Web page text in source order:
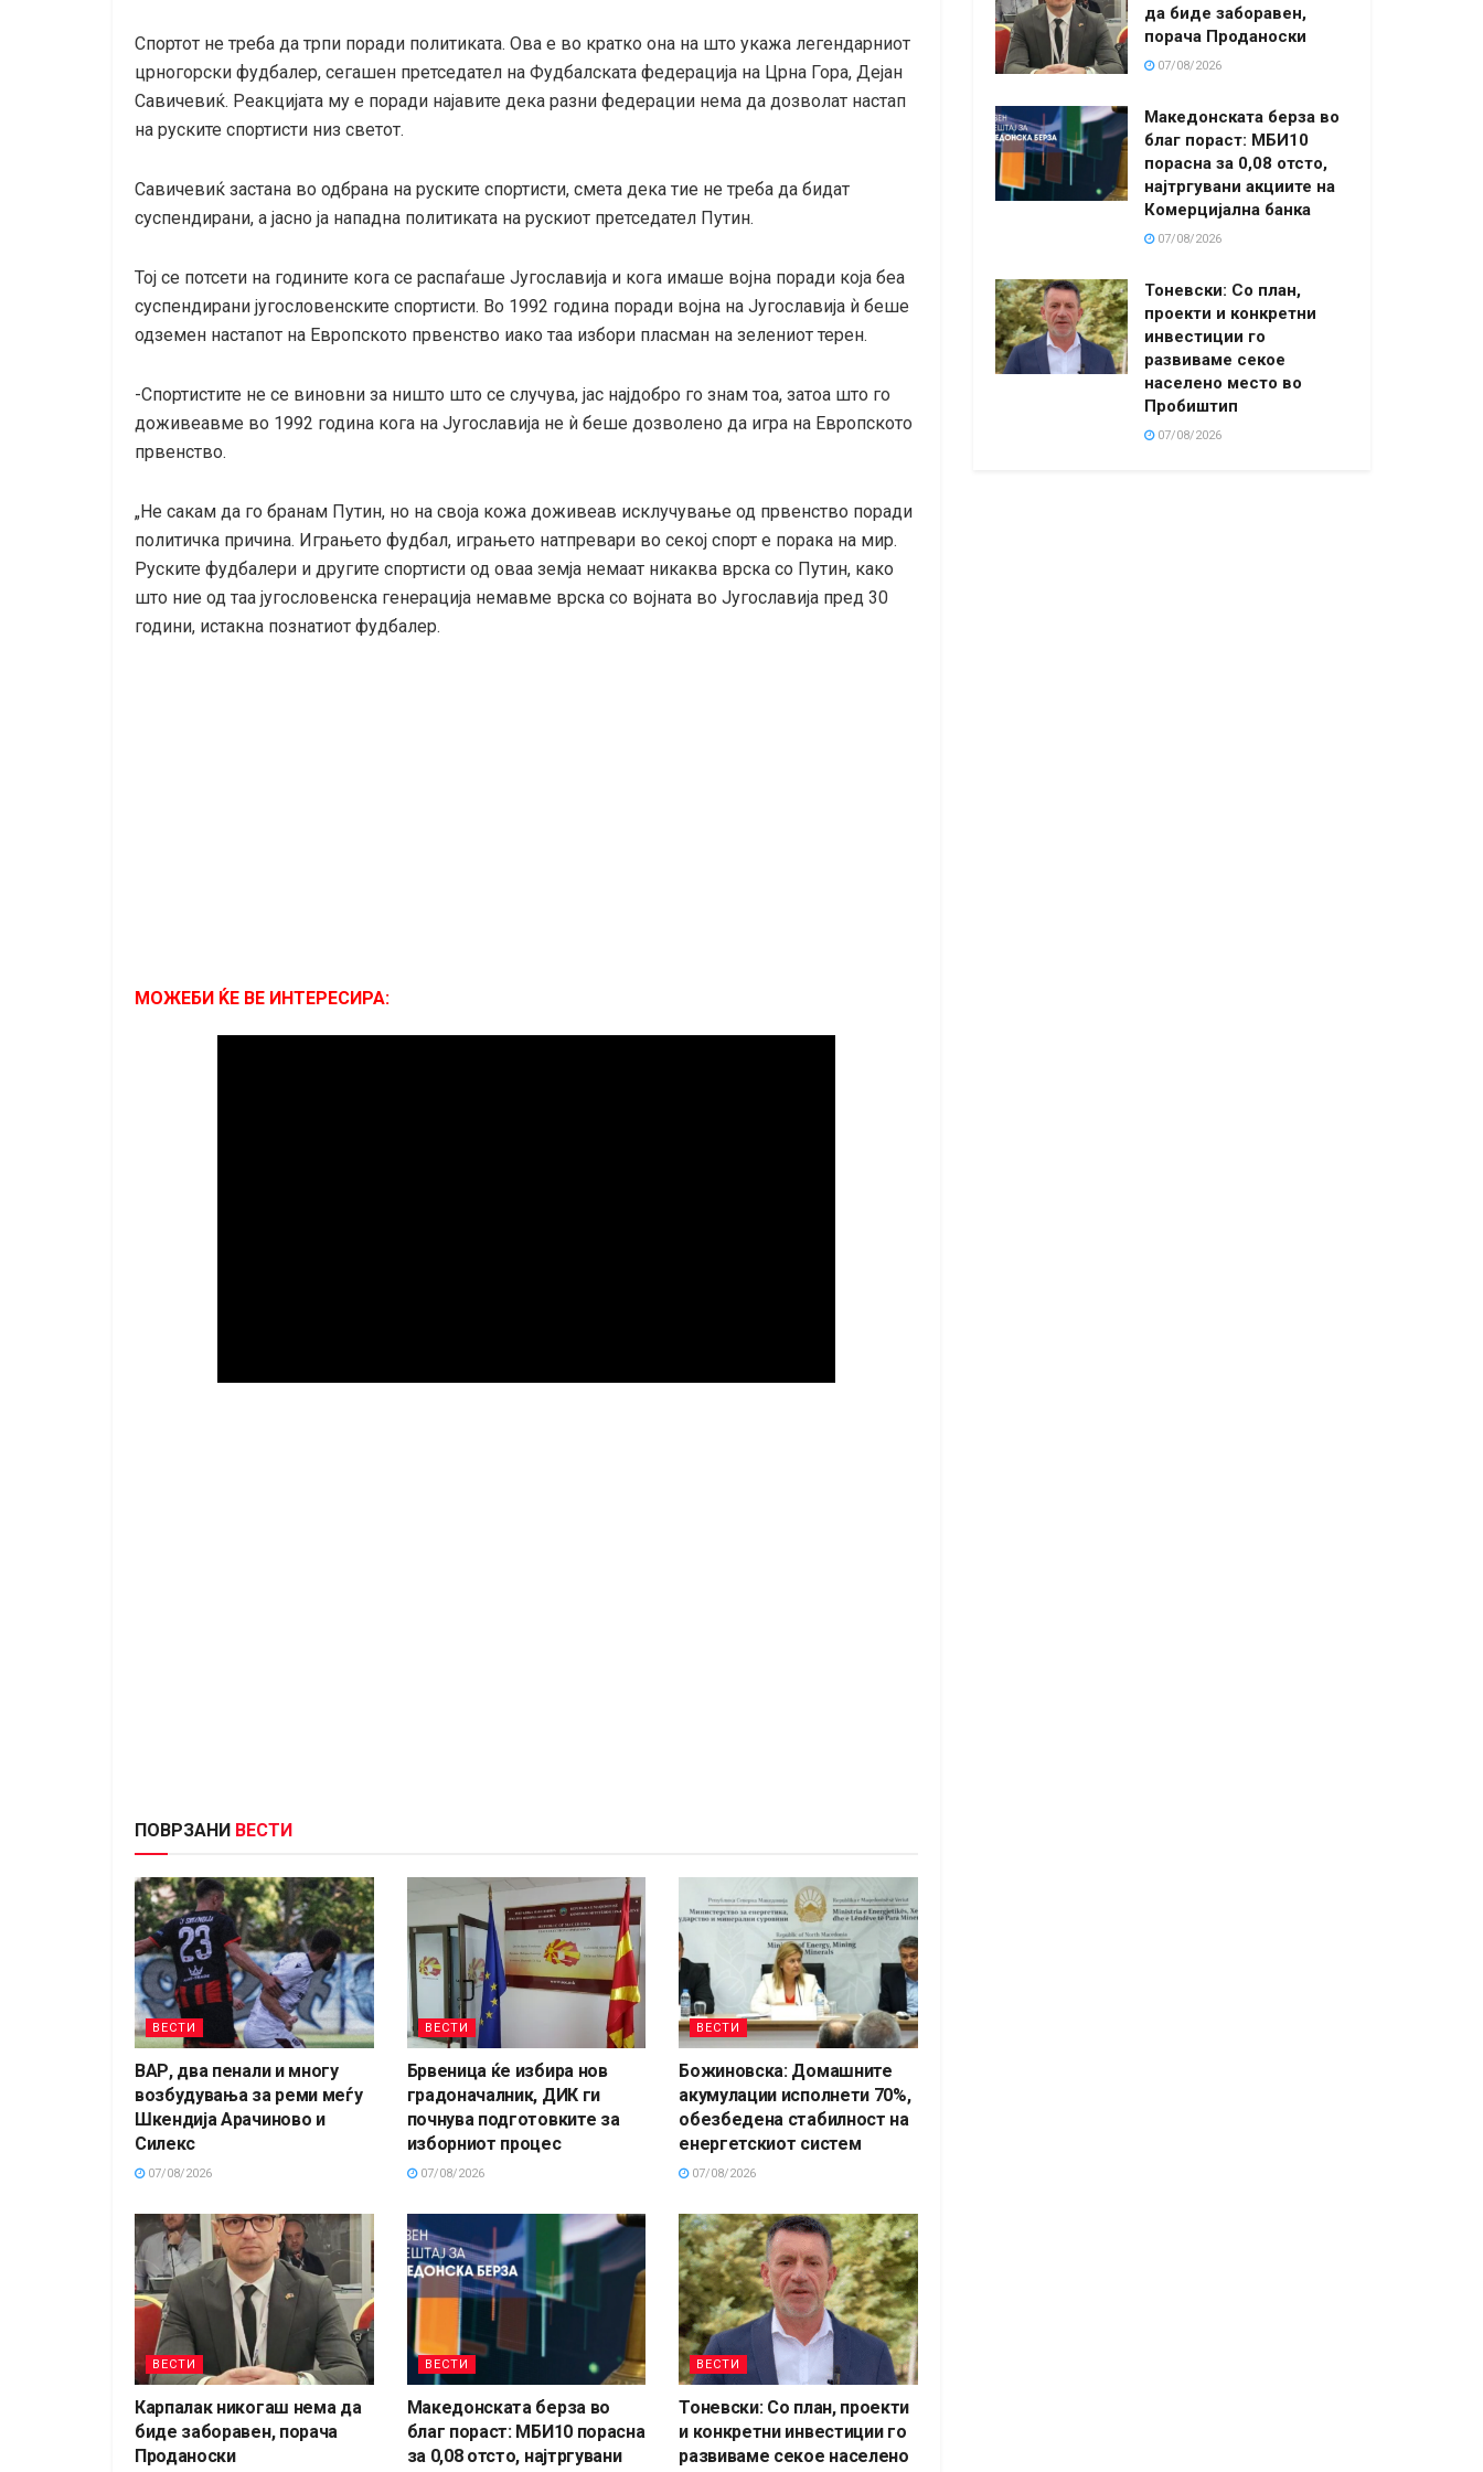
Спортот не треба да трпи поради политиката. Ова е во кратко она на што укажа легендарниот
црногорски фудбалер, сегашен претседател на Фудбалската федерација на Црна Гора, Дејан
Савичевиќ. Реакцијата му е поради најавите дека разни федерации нема да дозволат настап
на руските спортисти низ светот.
Савичевиќ застана во одбрана на руските спортисти, смета дека тие не треба да бидат
суспендирани, а јасно ја нападна политиката на рускиот претседател Путин.
Тој се потсети на годините кога се распаѓаше Југославија и кога имаше војна поради која беа
суспендирани југословенските спортисти. Во 1992 година поради војна на Југославија ѝ беше
одземен настапот на Европското првенство иако таа избори пласман на зелениот терен.
-Спортистите не се виновни за ништо што се случува, јас најдобро го знам тоа, затоа што го
доживеавме во 1992 година кога на Југославија не ѝ беше дозволено да игра на Европското
првенство.
„Не сакам да го бранам Путин, но на своја кожа доживеав исклучување од првенство поради
политичка причина. Играњето фудбал, играњето натпревари во секој спорт е порака на мир.
Руските фудбалери и другите спортисти од оваа земја немаат никаква врска со Путин, како
што ние од таа југословенска генерација немавме врска со војната во Југославија пред 30
години, истакна познатиот фудбалер.
МОЖЕБИ ЌЕ ВЕ ИНТЕРЕСИРА:
ПОВРЗАНИ ВЕСТИ
ВЕСТИ
ВАР, два пенали и многу
возбудувања за реми меѓу
Шкендија Арачиново и
Силекс
07/08/2026
ВЕСТИ
Брвеница ќе избира нов
градоначалник, ДИК ги
почнува подготовките за
изборниот процес
07/08/2026
ВЕСТИ
Божиновска: Домашните
акумулации исполнети 70%,
обезбедена стабилност на
енергетскиот систем
07/08/2026
ВЕСТИ
Карпалак никогаш нема да
биде заборавен, порача
Проданоски
ВЕСТИ
Македонската берза во
благ пораст: МБИ10 порасна
за 0,08 отсто, најтргувани
ВЕСТИ
Тоневски: Со план, проекти
и конкретни инвестиции го
развиваме секое населено
да биде заборавен,
порача Проданоски
07/08/2026
Македонската берза во
благ пораст: МБИ10
порасна за 0,08 отсто,
најтргувани акциите на
Комерцијална банка
07/08/2026
Тоневски: Со план,
проекти и конкретни
инвестиции го
развиваме секое
населено место во
Пробиштип
07/08/2026